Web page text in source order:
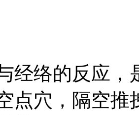
络的反应，
点穴，隔空推